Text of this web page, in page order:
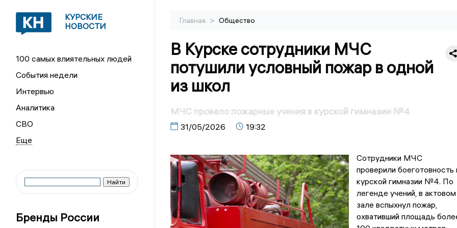
КУРСКИЕ
НОВОСТИ
100 самых влиятельных людей
События недели
Интервью
Аналитика
СВО
Бренды России
Главная > Общество
В Курске сотрудники МЧС
потушили условный пожар в одной
из школ
МЧС провело пожарные учения в курской гимназии №4
31/05/2026 19:32
Сотрудники МЧС
проверили боеготовность
курской гимназии №4. По
легенде учений, в актовом
зале вспыхнул пожар,
охвативший площадь